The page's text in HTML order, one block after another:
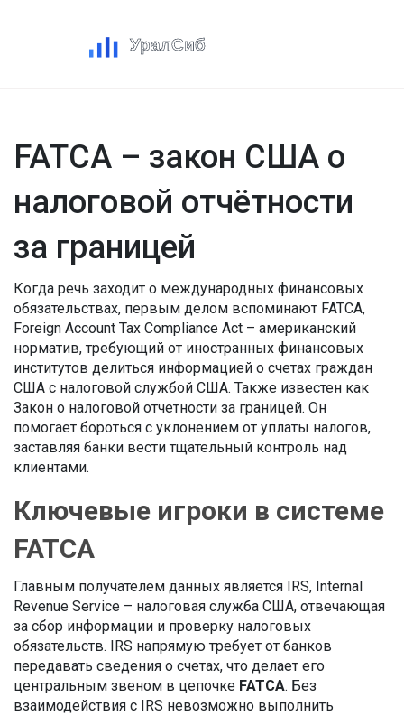
FATCA – закон США о
налоговой отчётности
за границей
Когда речь заходит о международных финансовых
обязательствах, первым делом вспоминают FATCA,
Foreign Account Tax Compliance Act – американский
норматив, требующий от иностранных финансовых
институтов делиться информацией о счетах граждан
США с налоговой службой США. Также известен как
Закон о налоговой отчетности за границей. Он
помогает бороться с уклонением от уплаты налогов,
заставляя банки вести тщательный контроль над
клиентами.
Ключевые игроки в системе
FATCA
Главным получателем данных является IRS, Internal
Revenue Service – налоговая служба США, отвечающая
за сбор информации и проверку налоговых
обязательств. IRS напрямую требует от банков
передавать сведения о счетах, что делает его
центральным звеном в цепочке FATCA. Без
взаимодействия с IRS невозможно выполнить